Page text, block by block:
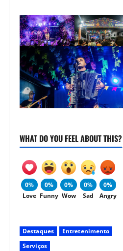
WHAT DO YOU FEEL ABOUT THIS?
0%
Love
0%
Funny
0%
Wow
0%
Sad
0%
Angry
Destaques
Entretenimento
Serviços